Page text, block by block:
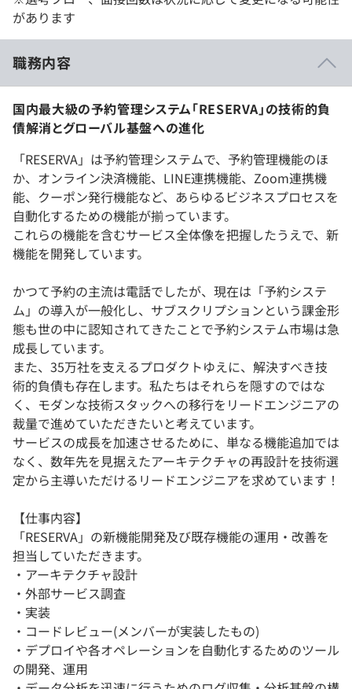
があります
職務内容
国内最大級の予約管理システム「RESERVA」の技術的負
債解消とグローバル基盤への進化
「RESERVA」は予約管理システムで、予約管理機能のほ
か、オンライン決済機能、LINE連携機能、Zoom連携機
能、クーポン発行機能など、あらゆるビジネスプロセスを
自動化するための機能が揃っています。
これらの機能を含むサービス全体像を把握したうえで、新
機能を開発しています。
かつて予約の主流は電話でしたが、現在は「予約システ
ム」の導入が一般化し、サブスクリプションという課金形
態も世の中に認知されてきたことで予約システム市場は急
成長しています。
また、35万社を支えるプロダクトゆえに、解決すべき技
術的負債も存在します。私たちはそれらを隠すのではな
く、モダンな技術スタックへの移行をリードエンジニアの
裁量で進めていただきたいと考えています。
サービスの成長を加速させるために、単なる機能追加では
なく、数年先を見据えたアーキテクチャの再設計を技術選
定から主導いただけるリードエンジニアを求めています！
【仕事内容】
「RESERVA」の新機能開発及び既存機能の運用・改善を
担当していただきます。
・アーキテクチャ設計
・外部サービス調査
・実装
・コードレビュー(メンバーが実装したもの)
・デプロイや各オペレーションを自動化するためのツール
の開発、運用